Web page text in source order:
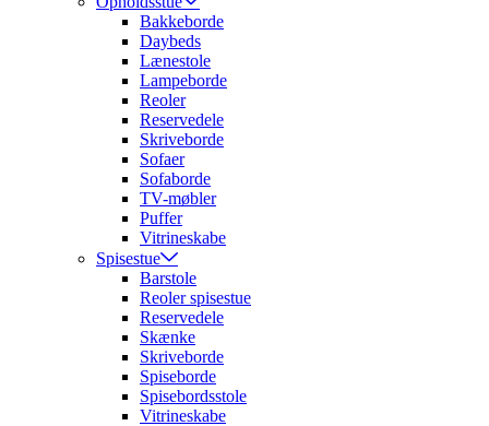
Bakkeborde
Daybeds
Lænestole
Lampeborde
Reoler
Reservedele
Skriveborde
Sofaer
Sofaborde
TV-møbler
Puffer
Vitrineskabe
Spisestue
Barstole
Reoler spisestue
Reservedele
Skænke
Skriveborde
Spiseborde
Spisebordsstole
Vitrineskabe